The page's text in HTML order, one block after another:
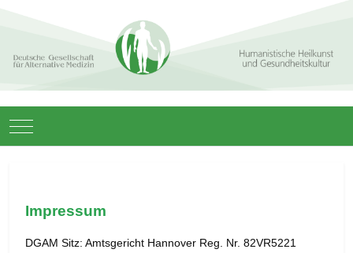
Mobile Menu Toggle
Impressum
DGAM Sitz: Amtsgericht Hannover Reg. Nr. 82VR5221